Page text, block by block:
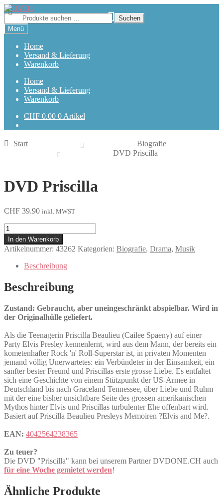
Zur
Navigation
springen
Zum
Inhalt
springen
Suchen
nach:
Suchen
Menü
Home
Versand & Lieferung
Warenkorb
Home
Versand & Lieferung
Warenkorb
CHF 0.00 0 Artikel
Start
Biografie
DVD Priscilla
DVD Priscilla
CHF 39.90 inkl. MWST
Priscilla
Menge
In den Warenkorb
Artikelnummer: 43262 Kategorien: Biografie, Drama, Musik
Beschreibung
Beschreibung
Zustand: Gebraucht, aber uneingeschränkt abspielbar. Wird in
der Originalhülle geliefert.
Als die Teenagerin Priscilla Beaulieu (Cailee Spaeny) auf einer
Party Elvis Presley kennenlernt, wird aus dem Mann, der bereits ein
kometenhafter Rock 'n' Roll-Superstar ist, in privaten Momenten
jemand völlig Unerwartetes: ein Verbündeter in der Einsamkeit, ein
sanfter bester Freund und Priscillas erste grosse Liebe. Es entfaltet
sich eine Geschichte von einem Stützpunkt der US-Armee in
Deutschland bis nach Graceland Tennessee, über Liebe und Ruhm
mit der eine bisher unsichtbare Seite des grossen amerikanischen
Mythos hinter Elvis und Priscillas turbulenter Ehe offenbart wird.
Basiert auf Priscilla Beaulieu Presleys Memoiren ?Elvis and Me?.
EAN: 4042564238365
Zu teuer?
Die DVD "Priscilla" kann bei unserem Partner DVDONE.CH auch
für eine Woche gemietet werden!
Ähnliche Produkte